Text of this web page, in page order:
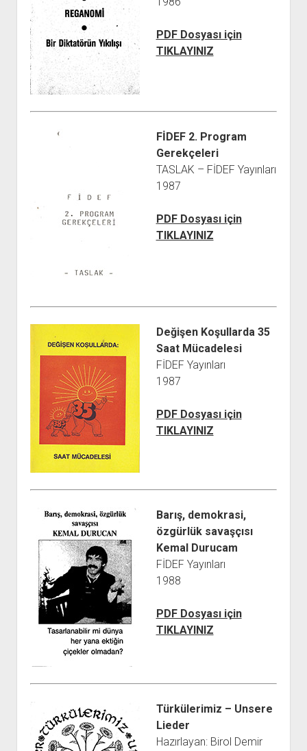
PDF Dosyası için
TIKLAYINIZ
FİDEF 2. Program
Gerekçeleri
TASLAK – FİDEF Yayınları
1987
PDF Dosyası için
TIKLAYINIZ
Değişen Koşullarda 35
Saat Mücadelesi
FİDEF Yayınları
1987
PDF Dosyası için
TIKLAYINIZ
Barış, demokrasi,
özgürlük savaşçısı
Kemal Durucam
FİDEF Yayınları
1988
PDF Dosyası için
TIKLAYINIZ
Türkülerimiz – Unsere
Lieder
Hazırlayan: Birol Demir